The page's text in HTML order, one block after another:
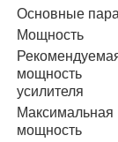
Основные
Мощность
мощность
усилителя
Максимальная
мощность